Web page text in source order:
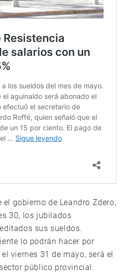
gobierno de Leandro Zdero,
30, los jubilados
sus sueldos.
lo podrán hacer por
viernes 31 de mayo, será el
público provincial.